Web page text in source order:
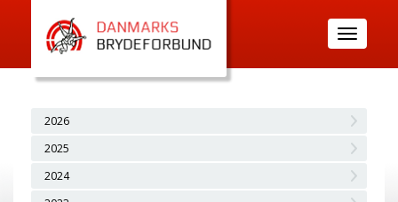
Toggle
navigation
2026
2025
2024